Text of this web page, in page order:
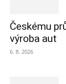
Českému
výroba aut
6. 8. 2026